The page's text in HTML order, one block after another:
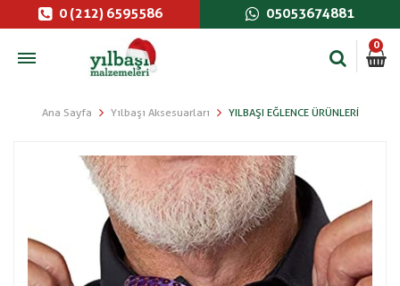
0 (212) 6595586 05053674881
0
Ana Sayfa Yılbaşı Aksesuarları YILBAŞI EĞLENCE ÜRÜNLERI